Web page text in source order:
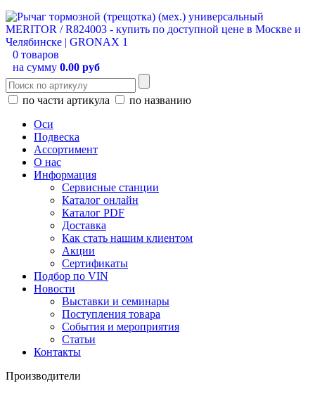
0 товаров
на сумму 0.00 руб
по части артикула
по названию
Оси
Подвеска
Ассортимент
О нас
Информация
Сервисные станции
Каталог онлайн
Каталог PDF
Доставка
Как стать нашим клиентом
Акции
Сертификаты
Подбор по VIN
Новости
Выставки и семинары
Поступления товара
События и мероприятия
Статьи
Контакты
Производители